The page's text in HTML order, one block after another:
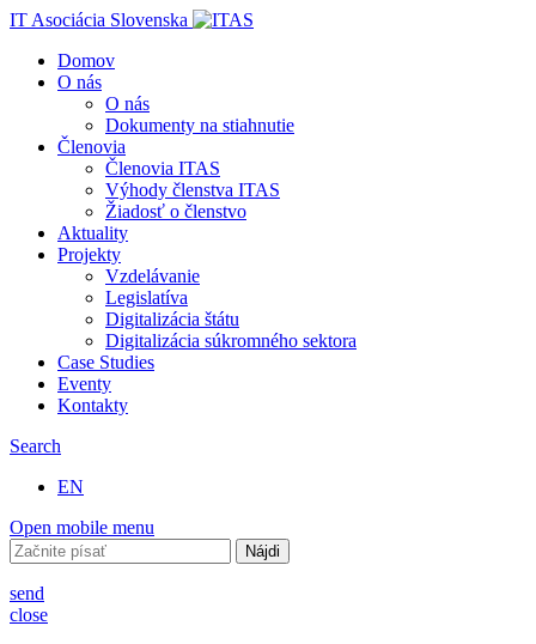
IT Asociácia Slovenska
Domov
O nás
O nás
Dokumenty na stiahnutie
Členovia
Členovia ITAS
Výhody členstva ITAS
Žiadosť o členstvo
Aktuality
Projekty
Vzdelávanie
Legislatíva
Digitalizácia štátu
Digitalizácia súkromného sektora
Case Studies
Eventy
Kontakty
Search
EN
Open mobile menu
Hľadať:
send
close